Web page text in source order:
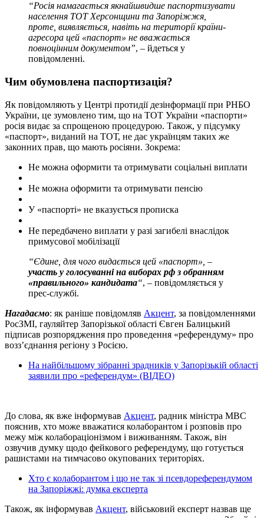
“Росія намагається якнайшвидше паспортизувати
населення ТОТ Херсонщини та Запоріжжя,
проте, виявляється, навіть на території країни-
агресора цей «паспорт» не вважається
повноцінним документом”, – йдеться у
повідомленні.
Чим обумовлена паспортизація?
Як повідомляють у Центрі протидії дезінформації при РНБО
України, це зумовлено тим, що на ТОТ України «паспорти»
росія видає за спрощеною процедурою. Також, у підсумку
«паспорт», виданий на ТОТ, не дає українцям таких же
законних прав, що мають росіяни. Зокрема:
Не можна оформити та отримувати соціальні виплати
Не можна оформити та отримувати пенсію
У «паспорті» не вказується прописка
Не передбачено виплати у разі загибелі внаслідок
примусової мобілізації
“Єдине, для чого видається цей «паспорт», –
участь у голосуванні на виборах рф з обранням
«правильного» кандидата“, – повідомляється у
прес-службі.
Нагадаємо: як раніше повідомляв Акцент, за повідомленнями
РосЗМІ, гауляйтер Запорізької області Євген Балицький
підписав розпорядження про проведення «референдуму» про
возз’єднання регіону з Росією.
На найбільшому зібранні зрадників у Запорізькій області
заявили про «референдум» (ВІДЕО)
До слова, як вже інформував Акцент, радник міністра МВС
пояснив, хто може вважатися колаборантом і розповів про
межу між колабораціонізмом і виживанням. Також, він
озвучив думку щодо фейкового референдуму, що готується
рашистами на тимчасово окупованих територіях.
Хто є колаборантом і що не так зі псевдореферендумом
на Запоріжжі: думка експерта
Також, як інформував Акцент, військовий експерт назвав ще